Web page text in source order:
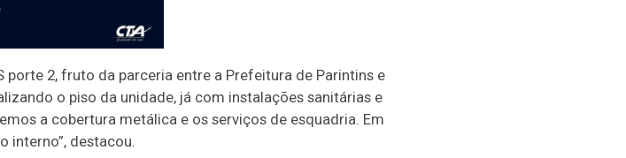
porte 2, fruto da parceria entre a Prefeitura de Parintins e
o piso da unidade, já com instalações sanitárias e
a cobertura metálica e os serviços de esquadria. Em
interno”, destacou.